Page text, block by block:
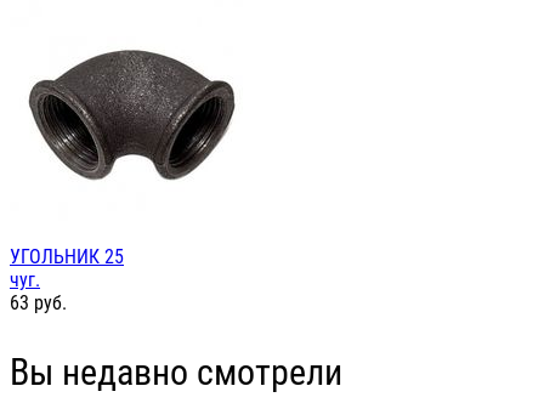
УГОЛЬНИК 25
чуг.
63 руб.
Вы недавно смотрели